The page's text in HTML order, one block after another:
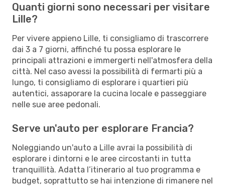
Quanti giorni sono necessari per visitare
Lille?
Per vivere appieno Lille, ti consigliamo di trascorrere
dai 3 a 7 giorni, affinché tu possa esplorare le
principali attrazioni e immergerti nell'atmosfera della
città. Nel caso avessi la possibilità di fermarti più a
lungo, ti consigliamo di esplorare i quartieri più
autentici, assaporare la cucina locale e passeggiare
nelle sue aree pedonali.
Serve un'auto per esplorare Francia?
Noleggiando un'auto a Lille avrai la possibilità di
esplorare i dintorni e le aree circostanti in tutta
tranquillità. Adatta l’itinerario al tuo programma e
budget, soprattutto se hai intenzione di rimanere nel